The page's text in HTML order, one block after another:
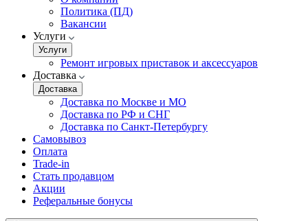
Политика (ПД)
Вакансии
Услуги
Услуги
Ремонт игровых приставок и аксессуаров
Доставка
Доставка
Доставка по Москве и МО
Доставка по РФ и СНГ
Доставка по Санкт-Петербургу
Самовывоз
Оплата
Trade-in
Стать продавцом
Акции
Реферальные бонусы